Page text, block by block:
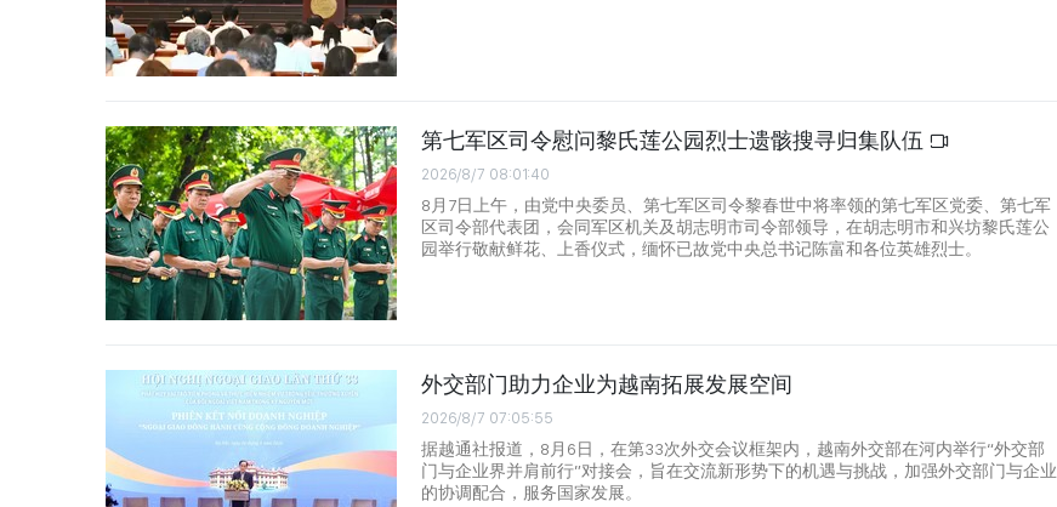
第七军区司令慰问黎氏莲公园烈士遗骸搜寻归集队伍
2026/8/7 08:01:40
8月7日上午，由党中央委员、第七军区司令黎春世中将率领的第七军区党委、第七军
区司令部代表团，会同军区机关及胡志明市司令部领导，在胡志明市和兴坊黎氏莲公
园举行敬献鲜花、上香仪式，缅怀已故党中央总书记陈富和各位英雄烈士。
外交部门助力企业为越南拓展发展空间
2026/8/7 07:05:55
据越通社报道，8月6日，在第33次外交会议框架内，越南外交部在河内举行“外交部
门与企业界并肩前行”对接会，旨在交流新形势下的机遇与挑战，加强外交部门与企业
的协调配合，服务国家发展。